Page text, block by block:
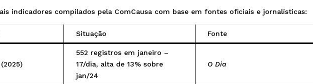
indicadores compilados pela ComCausa com base em fontes oficiais e jornalísticas:
Situação Fonte
552 registros em janeiro –
17/dia, alta de 13% sobre
jan/24
O Dia